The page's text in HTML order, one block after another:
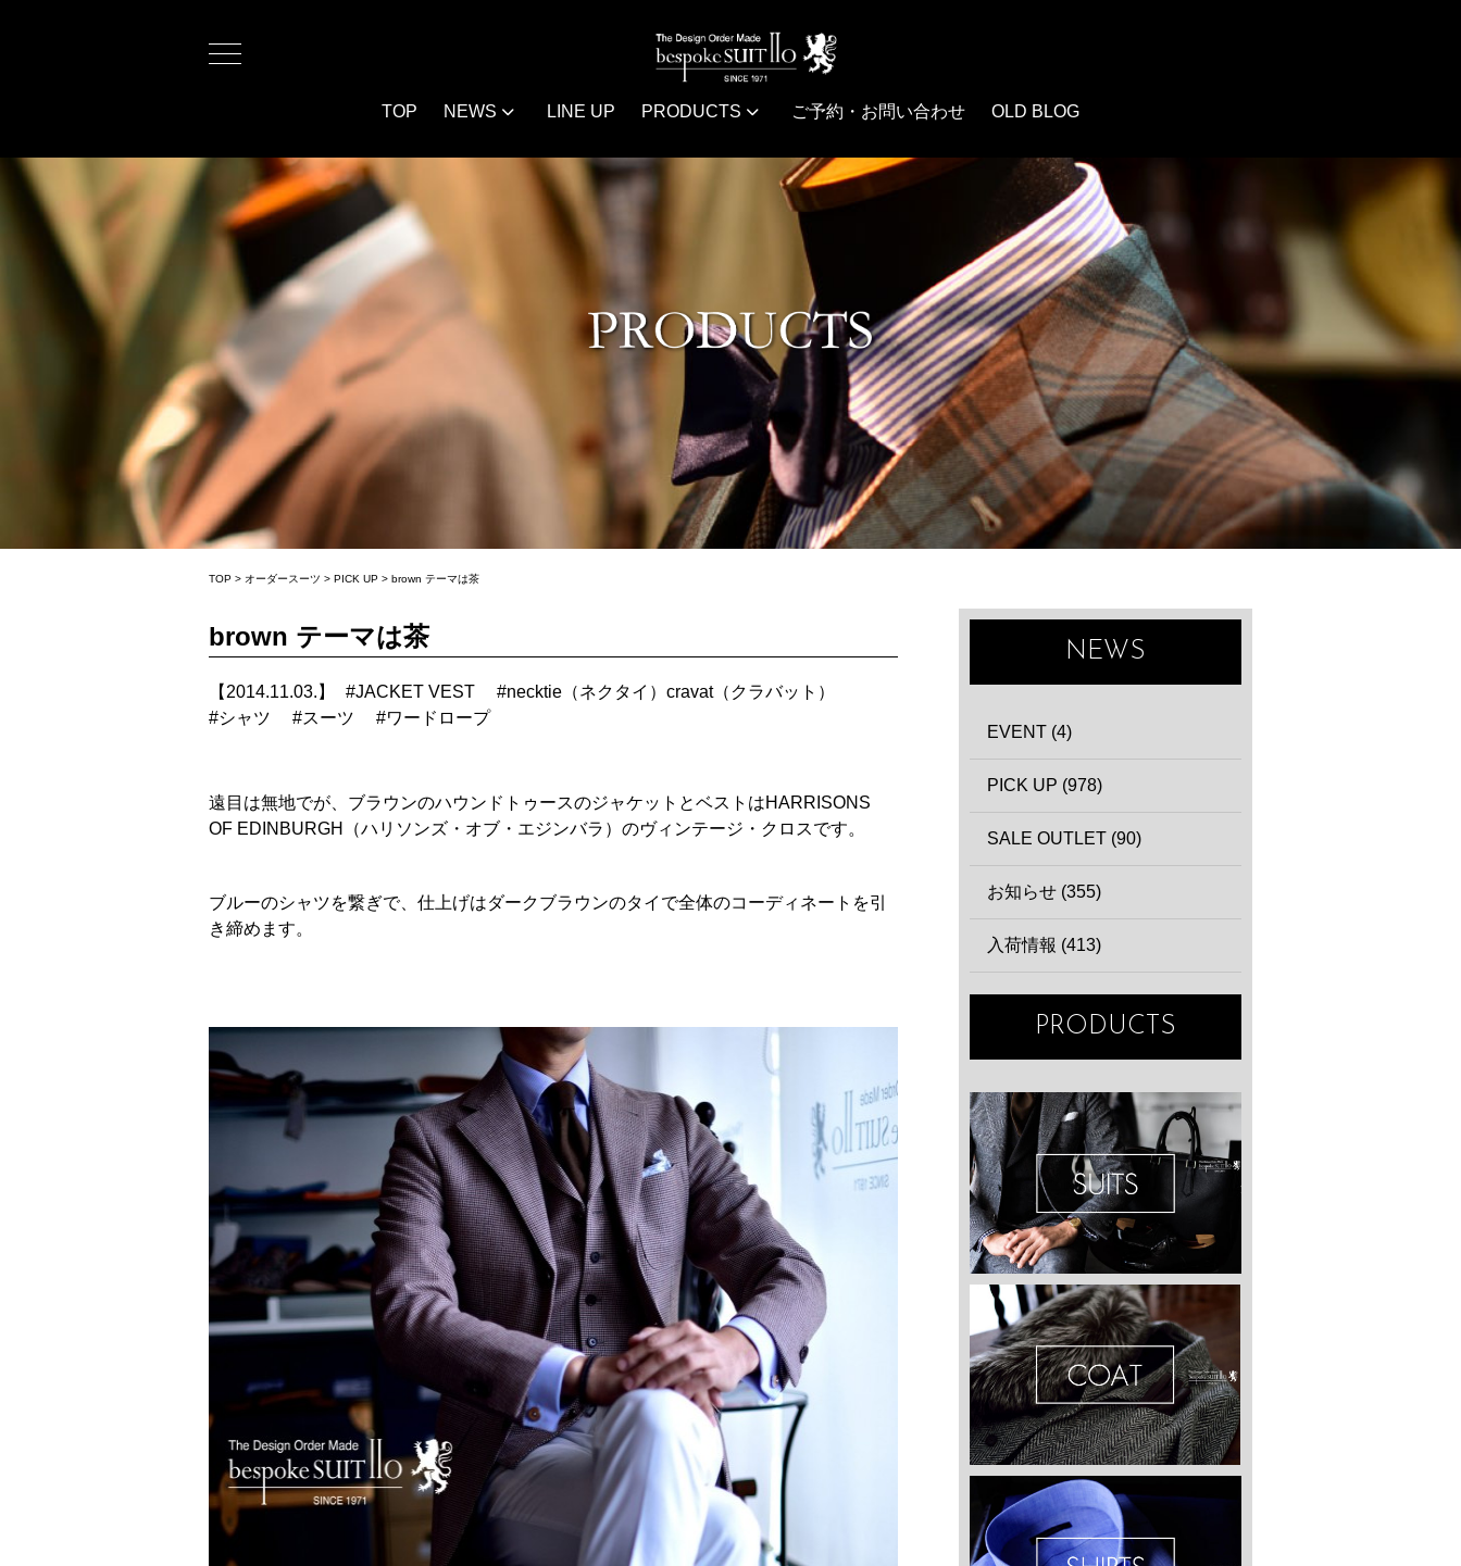
TOP NEWS LINE UP PRODUCTS ご予約・お問い合わせ OLD BLOG
TOP > オーダースーツ > PICK UP > brown テーマは茶
brown テーマは茶
【2014.11.03.】 #JACKET VEST #necktie（ネクタイ）cravat（クラバット）
#シャツ #スーツ #ワードロープ
遠目は無地でが、ブラウンのハウンドトゥースのジャケットとベストはHARRISONS
OF EDINBURGH（ハリソンズ・オブ・エジンバラ）のヴィンテージ・クロスです。
ブルーのシャツを繋ぎで、仕上げはダークブラウンのタイで全体のコーディネートを引
き締めます。
NEWS
EVENT (4)
PICK UP (978)
SALE OUTLET (90)
お知らせ (355)
入荷情報 (413)
PRODUCTS